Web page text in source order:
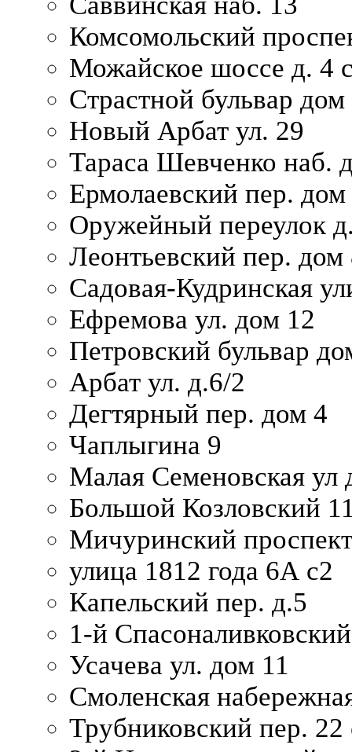
Комсомольский
Можайское шоссе д. 4
Страстной бульвар дом
Новый Арбат ул. 29
Тараса Шевченко наб.
Ермолаевский пер. дом
Оружейный переулок
Леонтьевский пер. дом
Садовая-Кудринская
Ефремова ул. дом 12
Петровский бульвар
Арбат ул. д.6/2
Дегтярный пер. дом 4
Чаплыгина 9
Малая Семеновская ул
Большой Козловский
Мичуринский
улица 1812 года 6А с2
Капельский пер. д.5
1-й
Усачева ул. дом 11
Смоленская
Трубниковский пер. 22